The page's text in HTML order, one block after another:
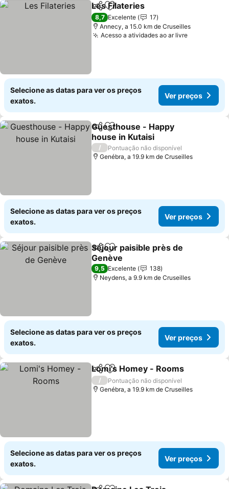
PartilharAdicionar aos favoritos
Les Filateries
8,7 Excelente
17
Annecy, a 15.0 km de Cruseilles
Acesso a atividades ao ar livre
Selecione as datas para ver os preços
exatos.
Ver preços
PartilharAdicionar aos favoritos
Guesthouse - Happy
house in Kutaisi
/
Pontuação não disponível
Genébra, a 19.9 km de Cruseilles
Selecione as datas para ver os preços
exatos.
Ver preços
PartilharAdicionar aos favoritos
Séjour paisible près de
Genève
9,5 Excelente
138
Neydens, a 9.9 km de Cruseilles
Selecione as datas para ver os preços
exatos.
Ver preços
PartilharAdicionar aos favoritos
Lomi's Homey - Rooms
/
Pontuação não disponível
Genébra, a 19.9 km de Cruseilles
Selecione as datas para ver os preços
exatos.
Ver preços